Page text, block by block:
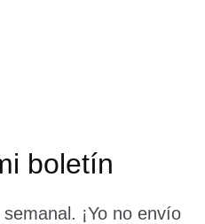
boletín
¡Yo no envío